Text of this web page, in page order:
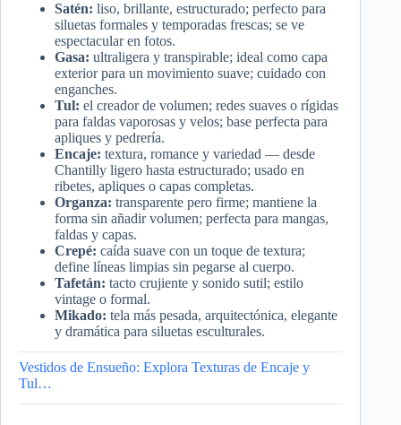
Satén: liso, brillante, estructurado; perfecto para
siluetas formales y temporadas frescas; se ve
espectacular en fotos.
Gasa: ultraligera y transpirable; ideal como capa
exterior para un movimiento suave; cuidado con
enganches.
Tul: el creador de volumen; redes suaves o rígidas
para faldas vaporosas y velos; base perfecta para
apliques y pedrería.
Encaje: textura, romance y variedad — desde
Chantilly ligero hasta estructurado; usado en
ribetes, apliques o capas completas.
Organza: transparente pero firme; mantiene la
forma sin añadir volumen; perfecta para mangas,
faldas y capas.
Crepé: caída suave con un toque de textura;
define líneas limpias sin pegarse al cuerpo.
Tafetán: tacto crujiente y sonido sutil; estilo
vintage o formal.
Mikado: tela más pesada, arquitectónica, elegante
y dramática para siluetas esculturales.
Vestidos de Ensueño: Explora Texturas de Encaje y
Tul…